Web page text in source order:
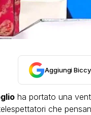
Aggiungi
ha portato una
che